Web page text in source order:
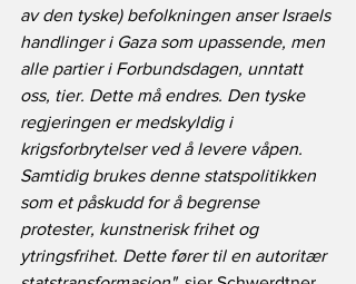
av den tyske) befolkningen anser Israels
handlinger i Gaza som upassende, men
alle partier i Forbundsdagen, unntatt
oss, tier. Dette må endres. Den tyske
regjeringen er medskyldig i
krigsforbrytelser ved å levere våpen.
Samtidig brukes denne statspolitikken
som et påskudd for å begrense
protester, kunstnerisk frihet og
ytringsfrihet. Dette fører til en autoritær